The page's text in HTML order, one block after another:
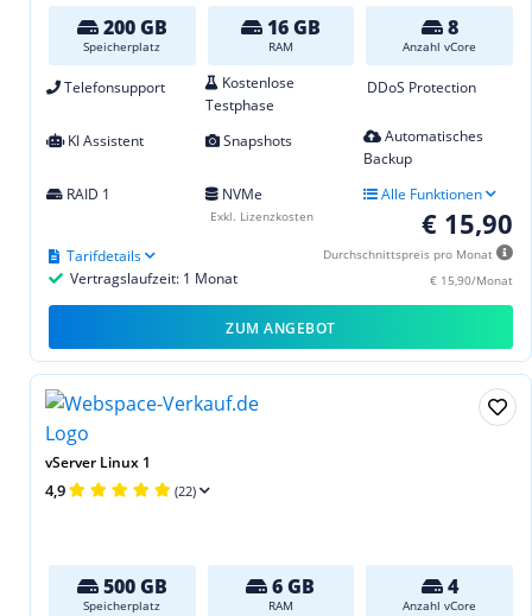
200 GB
Speicherplatz
16 GB
RAM
8
Anzahl vCore
Telefonsupport
Kostenlose
Testphase
DDoS Protection
KI Assistent Snapshots
Automatisches
Backup
RAID 1
NVMe Alle Funktionen
€ 15,90
Durchschnittspreis pro Monat
€ 15,90/Monat
Vertragslaufzeit: 1 Monat
Tarifdetails
Exkl. Lizenzkosten
ZUM ANGEBOT
vServer Linux 1
4,9 (22)
500 GB
Speicherplatz
6 GB
RAM
4
Anzahl vCore